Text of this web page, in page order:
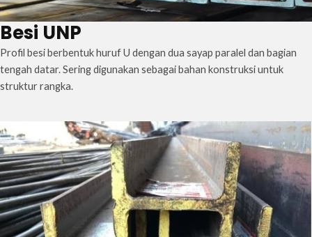
Besi UNP
Profil besi berbentuk huruf U dengan dua sayap paralel dan bagian
tengah datar. Sering digunakan sebagai bahan konstruksi untuk
struktur rangka.